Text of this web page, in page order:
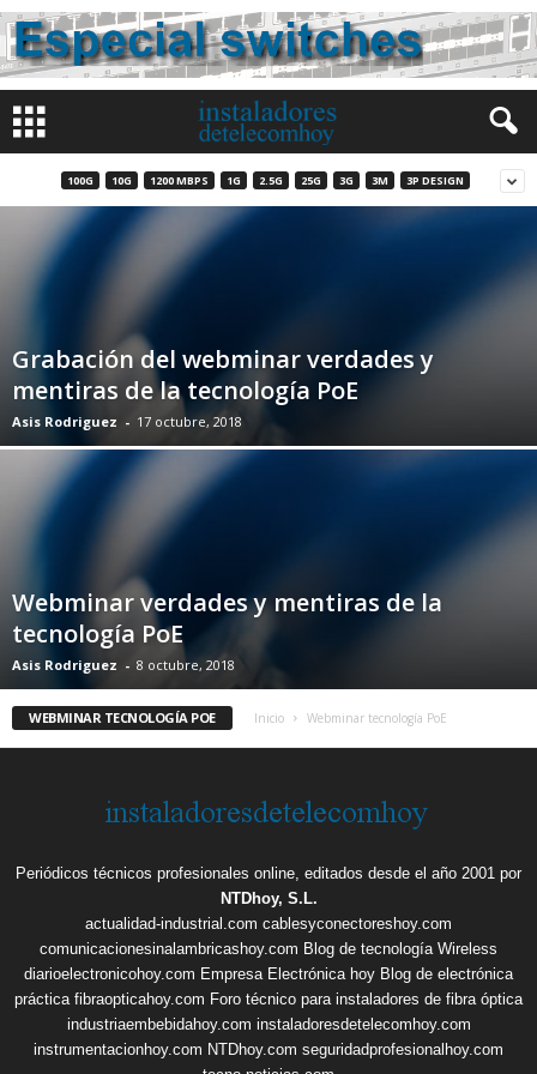
100G 10G 1200 MBPS 1G 2.5G 25G 3G 3M 3P DESIGN
Grabación del webminar verdades y
mentiras de la tecnología PoE
Asis Rodriguez - 17 octubre, 2018
Webminar verdades y mentiras de la
tecnología PoE
Asis Rodriguez - 8 octubre, 2018
WEBMINAR TECNOLOGÍA POE Inicio Webminar tecnología PoE
Periódicos técnicos profesionales online, editados desde el año 2001 por
NTDhoy, S.L.
actualidad-industrial.com cablesyconectoreshoy.com
comunicacionesinalambricashoy.com Blog de tecnología Wireless
diarioelectronicohoy.com Empresa Electrónica hoy Blog de electrónica
práctica fibraopticahoy.com Foro técnico para instaladores de fibra óptica
industriaembebidahoy.com instaladoresdetelecomhoy.com
instrumentacionhoy.com NTDhoy.com seguridadprofesionalhoy.com